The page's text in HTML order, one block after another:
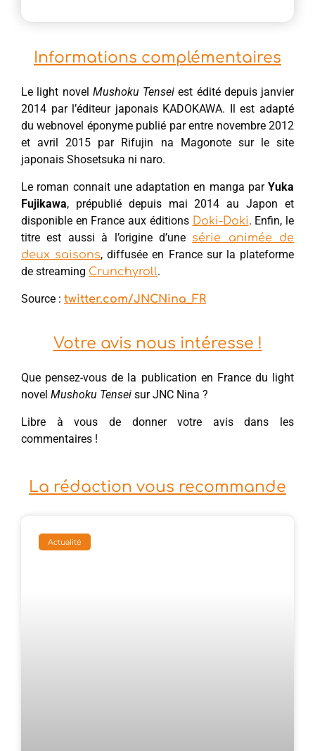
Informations complémentaires
Le light novel Mushoku Tensei est édité depuis janvier
2014 par l’éditeur japonais KADOKAWA. Il est adapté
du webnovel éponyme publié par entre novembre 2012
et avril 2015 par Rifujin na Magonote sur le site
japonais Shosetsuka ni naro.
Le roman connait une adaptation en manga par Yuka
Fujikawa, prépublié depuis mai 2014 au Japon et
disponible en France aux éditions Doki-Doki. Enfin, le
titre est aussi à l’origine d’une série animée de
deux saisons, diffusée en France sur la plateforme
de streaming Crunchyroll.
Source : twitter.com/JNCNina_FR
Votre avis nous intéresse !
Que pensez-vous de la publication en France du light
novel Mushoku Tensei sur JNC Nina ?
Libre à vous de donner votre avis dans les
commentaires !
La rédaction vous recommande
Actualité